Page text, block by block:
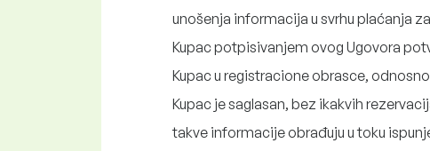
unošenja informacija u svrhu plaćanja
Kupac potpisivanjem ovog Ugovora
Kupac u registracione obrasce,
Kupac je saglasan, bez ikakvih
takve informacije obrađuju u toku